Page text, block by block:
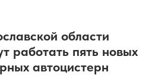
области
работать пять новых
автоцистерн